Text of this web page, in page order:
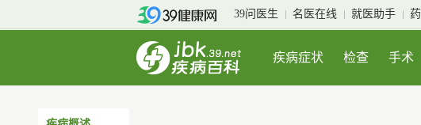
39问医生 名医在线 就医助手
疾病症状 检查 手术